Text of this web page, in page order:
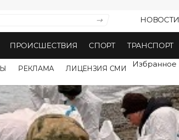
НОВОСТИ
ПРОИСШЕСТВИЯ СПОРТ ТРАНСПОРТ
РЕКЛАМА ЛИЦЕНЗИЯ СМИ Избранное